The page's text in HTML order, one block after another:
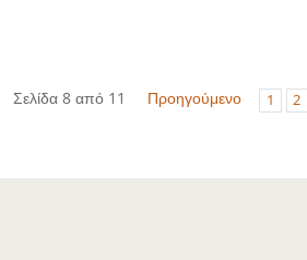
Σελίδα 8 από 11 Προηγούμενο 1 2